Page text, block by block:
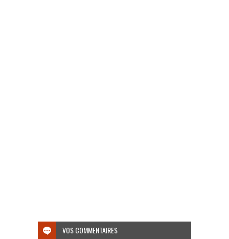
VOS COMMENTAIRES